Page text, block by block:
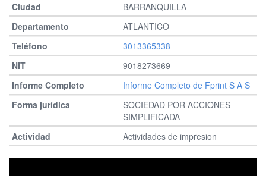
BARRANQUILLA
ATLANTICO
3013365338
9018273669
Informe Completo de Fprint S A S
SOCIEDAD POR ACCIONES
SIMPLIFICADA
Actividades de impresion